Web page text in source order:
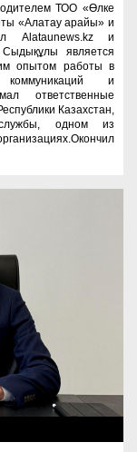
ТОО «Өлке
«Алатау арайы» и
Alataunews.kz и
является
опытом работы в
и
ответственные
Казахстан,
одном из